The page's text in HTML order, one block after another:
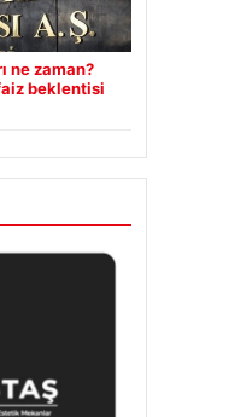
ne zaman?
beklentisi